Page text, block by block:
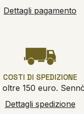
Dettagli pagamento
COSTI DI SPEDIZIONE
oltre 150 euro.
Dettagli spedizione